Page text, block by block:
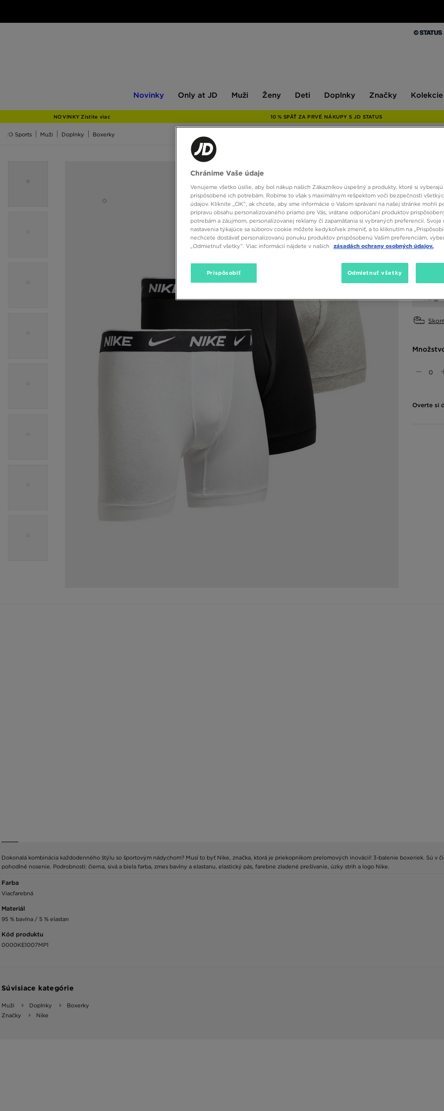
Novinky
JD
Only at JD Muži Ženy Deti Doplnky Značky Kolekcie
NOVINKY Zistite viac 10 % SPÄŤ ZA PRVÉ NÁKUPY S JD STATUS
JD Sports Muži Doplnky Boxerky
NIKE
20,00
Vybrať
XS
Overte si
Dokonalá kombinácia každodenného štýlu so športovým nádychom? Musí to byť Nike, značka, ktorá je priekopníkom prelomových inovácií! 3-balenie boxeriek. Sú v
pohodlné nosenie. Podrobnosti: čierna, sivá a biela farba, zmes bavlny a elastanu, elastický pás, farebne zladené prešívanie, úzky strih a logo Nike.
Farba
Viacfarebná
Materiál
95 % bavlna / 5 % elastan
Kód produktu
0000KE1007MP1
Súvisiace kategórie
Muži Doplnky
Boxerky
Značky
Nike
Chránime Vaše údaje
Venujeme všetko úsilie, aby bol nákup našich Zákazníkov úspešný a produkty, ktoré si vyberajú
prispôsobené ich potrebám. Robíme to však s maximálnym rešpektom voči bezpečnosti
údajov. Kliknite „OK”, ak chcete, aby sme informácie o Vašom správaní na našej stránke mohli
prípravu obsahu personalizovaného priamo pre Vás, vrátane odporúčaní produktov
potrebám a záujmom, personalizovanej reklamy či zapamätania si vybraných preferencií. Svoje
nastavenia týkajúce sa súborov cookie môžete kedykoľvek zmeniť, a to kliknutím na
nechcete dostávať personalizovanú ponuku produktov prispôsobenú Vašim preferenciám,
„Odmietnuť všetky”. Viac informácií nájdete v našich
zásadách ochrany osobných údajov.
Prispôsobiť Odmietnuť všetky